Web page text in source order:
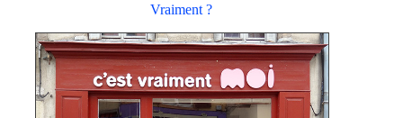
Vraiment ?